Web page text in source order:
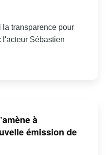
transparence pour
l'acteur Sébastien
à
émission de